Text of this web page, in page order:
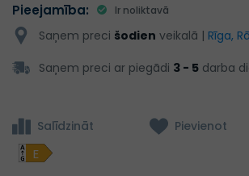
Pieejamība: Ir noliktavā
Saņem preci šodien veikalā | Rīga,
Saņem preci ar piegādi 3 - 5 darba
Salīdzināt Pievienot
E